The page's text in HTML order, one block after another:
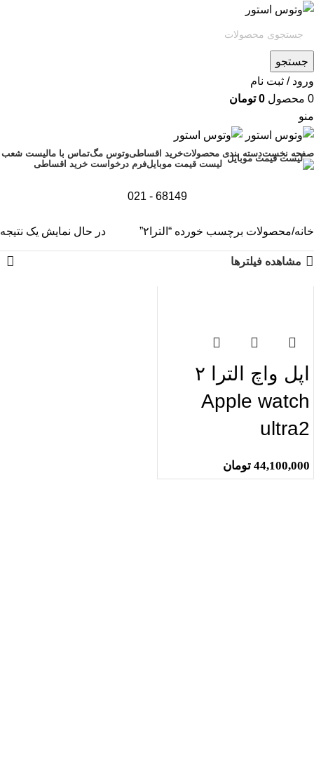
جستجو
ورود / ثبت نام
0 محصول 0 تومان
منو
صفحه نخستدسته بندی محصولاتخرید اقساطیوتوس مگتماس با مالیست شعب
لیست قیمت موبایلفرم درخواست خرید اقساطی
68149 - 021
خانه محصولات برچسب خورده “الترا۲” در حال نمایش یک نتیجه
مشاهده فیلترها
اپل واچ الترا ۲
Apple watch
ultra2
44,100,000 تومان